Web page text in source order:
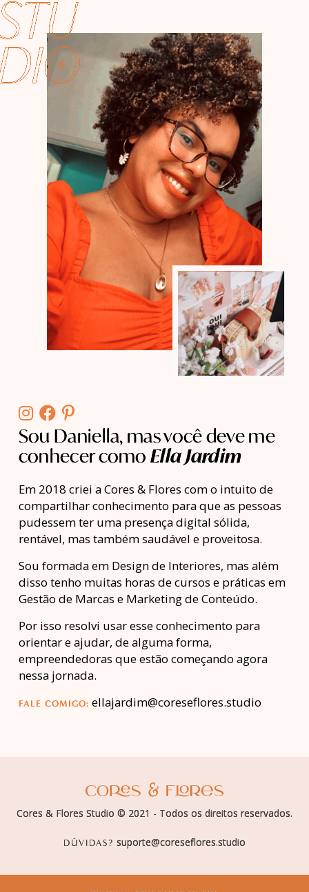
Sou Daniella, mas você deve me
conhecer comoElla Jardim
Em 2018 criei a Cores & Flores com o intuito de
compartilhar conhecimento para que as pessoas
pudessem ter uma presença digital sólida,
rentável, mas também saudável e proveitosa.
Sou formada em Design de Interiores, mas além
disso tenho muitas horas de cursos e práticas em
Gestão de Marcas e Marketing de Conteúdo.
Por isso resolvi usar esse conhecimento para
orientar e ajudar, de alguma forma,
empreendedoras que estão começando agora
nessa jornada.
FALE COMIGO: ellajardim@coreseflores.studio
Cores & Flores Studio © 2021 - Todos os direitos reservados.
DÚVIDAS? suporte@coreseflores.studio